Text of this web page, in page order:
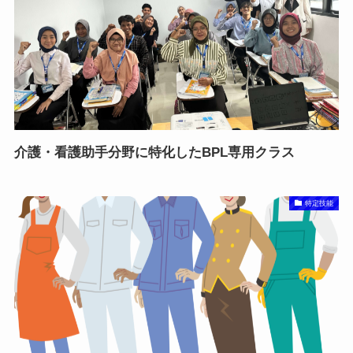
介護・看護助手分野に特化したBPL専用クラス
特定技能